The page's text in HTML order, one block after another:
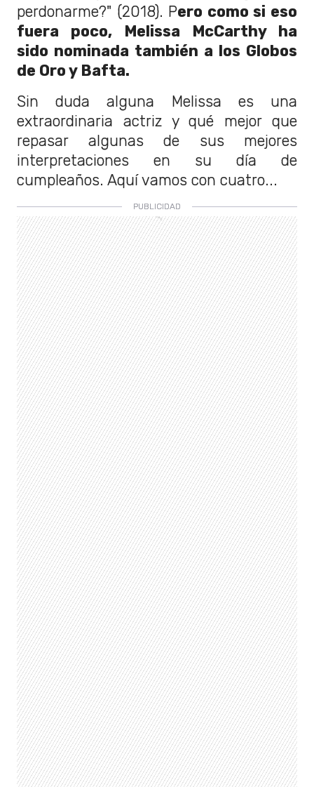
perdonarme?" (2018). Pero como si eso
fuera poco, Melissa McCarthy ha
sido nominada también a los Globos
de Oro y Bafta.
Sin duda alguna Melissa es una
extraordinaria actriz y qué mejor que
repasar algunas de sus mejores
interpretaciones en su día de
cumpleaños. Aquí vamos con cuatro...